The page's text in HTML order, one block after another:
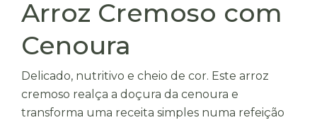
Arroz Cremoso com
Cenoura
Delicado, nutritivo e cheio de cor. Este arroz
cremoso realça a doçura da cenoura e
transforma uma receita simples numa refeição